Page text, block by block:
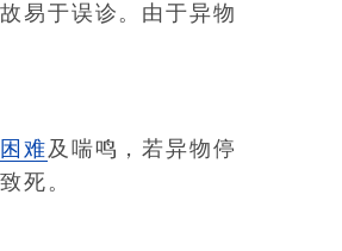
易于误诊。由于异物
难及喘鸣，若异物停
致死。